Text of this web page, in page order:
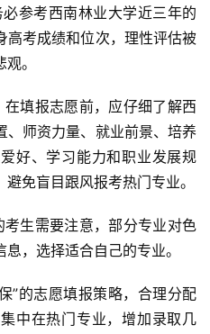
必参考西南林业大学近三年的
高考成绩和位次，理性评估被
。
在填报志愿前，应仔细了解西
、师资力量、就业前景、培养
好、学习能力和职业发展规
免盲目跟风报考热门专业。
考生需要注意，部分专业对色
，选择适合自己的专业。
”的志愿填报策略，合理分配
中在热门专业，增加录取几